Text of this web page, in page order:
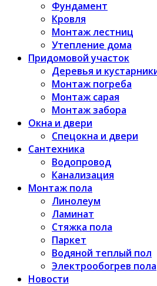
Фундамент
Кровля
Монтаж лестниц
Утепление дома
Придомовой участок
Деревья и
Монтаж погреба
Монтаж сарая
Монтаж забора
Окна и двери
Спецокна и двери
Сантехника
Водопровод
Канализация
Монтаж пола
Линолеум
Ламинат
Стяжка пола
Паркет
Водяной теплый пол
Электрообогрев пола
Новости